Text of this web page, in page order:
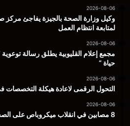
2026-08-06
وكيل وزارة الصحة بالجيزة يفاجئ مركز
لمتابعة انتظام العمل
2026-08-06
مجمع إعلام القليوبية يطلق رسالة
حياة “
2026-08-06
التحول الرقمى لاعادة هيكلة التخصصات
2026-08-06
8 مصابين في انقلاب ميكروباص على الصحراوي الغربي بالمنيا